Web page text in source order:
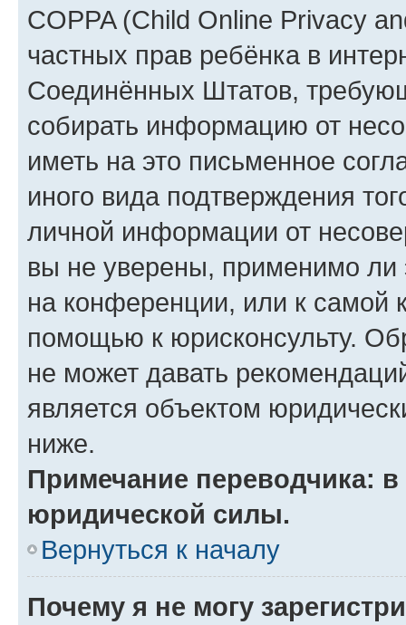
COPPA (Child Online Privacy
частных прав ребёнка в
Соединённых Штатов,
собирать информацию от
иметь на это письменное
иного вида подтверждения
личной информации от
вы не уверены, применимо ли
на конференции, или к самой
помощью к юрисконсульту.
не может давать
является объектом
ниже.
Примечание переводчика:
юридической силы.
Вернуться к началу
Почему я не могу